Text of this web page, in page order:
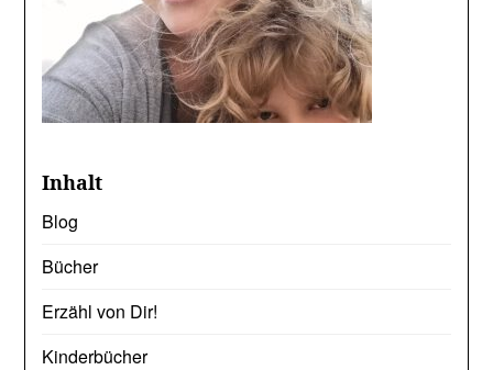
Inhalt
Blog
Bücher
Erzähl von Dir!
Kinderbücher